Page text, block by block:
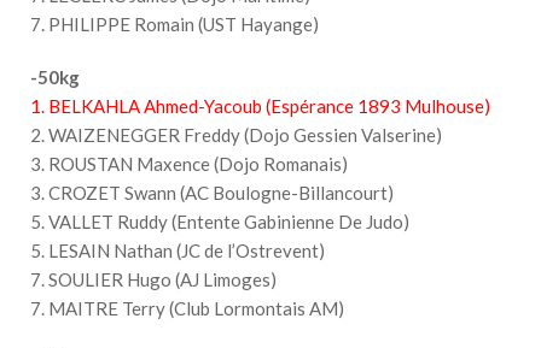
7. PHILIPPE Romain (UST Hayange)
-50kg
1. BELKAHLA Ahmed-Yacoub (Espérance 1893 Mulhouse)
2. WAIZENEGGER Freddy (Dojo Gessien Valserine)
3. ROUSTAN Maxence (Dojo Romanais)
3. CROZET Swann (AC Boulogne-Billancourt)
5. VALLET Ruddy (Entente Gabinienne De Judo)
5. LESAIN Nathan (JC de l’Ostrevent)
7. SOULIER Hugo (AJ Limoges)
7. MAITRE Terry (Club Lormontais AM)